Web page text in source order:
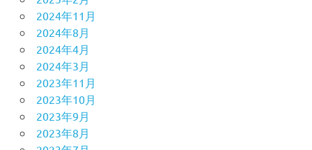
2024年11月
2024年8月
2024年4月
2024年3月
2023年11月
2023年10月
2023年9月
2023年8月